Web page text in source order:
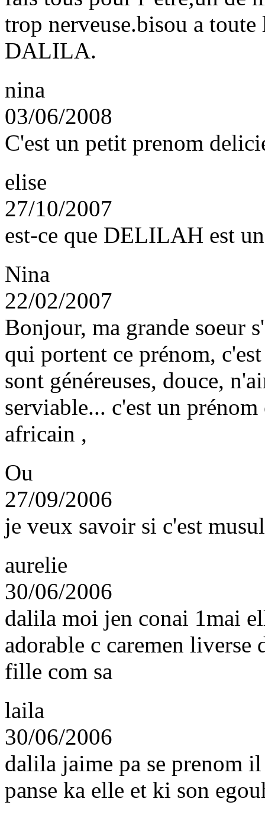
trop nerveuse.bisou a
DALILA.
nina
03/06/2008
C'est un petit prenom
elise
27/10/2007
est-ce que DELILAH est
Nina
22/02/2007
Bonjour, ma grande soeur
qui portent ce prénom,
sont généreuses, douce,
serviable... c'est un
africain ,
Ou
27/09/2006
je veux savoir si c'est
aurelie
30/06/2006
dalila moi jen conai 1mai
adorable c caremen liverse
fille com sa
laila
30/06/2006
dalila jaime pa se prenom
panse ka elle et ki son